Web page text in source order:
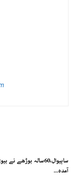
ساہیوال،60سالہ
آمدہ...